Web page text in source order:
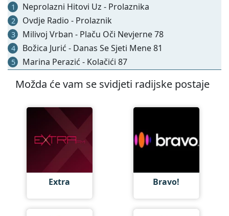
1 Neprolazni Hitovi Uz - Prolaznika
2 Ovdje Radio - Prolaznik
3 Milivoj Vrban - Plaču Oči Nevjerne 78
4 Božica Jurić - Danas Se Sjeti Mene 81
5 Marina Perazić - Kolačići 87
Možda će vam se svidjeti radijske postaje
Extra Bravo!